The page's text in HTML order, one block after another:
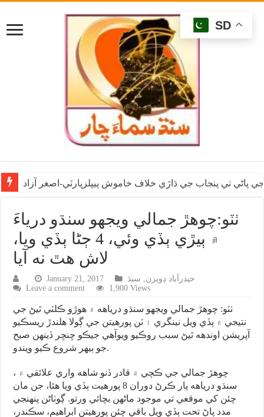
پاڻي تي پنجاب جي ڌاڙي خلاف خاموش پيپلزپارٽي-اصغر آزاد
ٺٽو:چوهڙ جمالي ويجهو سنڌو درياءَ
۾ ٻيڙي ٻڏي وئي، 4 ڄڻا ٻڏي ويا،
لاش هٿ نه آيا
January 21, 2017 حيدرآباد ڊويزن, سنڌ
Leave a comment
1,900 Views
ٺٽو: چوهڙ جمالي ويجهو سنڌو درياهه ۾ هوڙو ڪلٽي ٿيڻ جي
نتيجي ۾ ٻڏي ويل نينگري ۽ ٽن پورهيتن جي ڳولا هلندڙ ريسڪيو
آپريشن اوندهه ٿيڻ سبب روڪيو ويوآهي جيڪو ڇنڇر ڏينهن صبح
جو ٻيهر شروع ڪيو ويندو.
، چوهڙ جمالي جي ڪچي ۾ قادر ڏنو شاهه واري علائقي ۾
سنڌو درياهه پار ڪرڻ دوران 8 پورهيت ٻڏي ويا هئا، جن مان
چئن کي موقعي تي موجود ماڻهن بچائي ورتو. ڳوٺاڻن پنهنجي
مدد پاڻ تحت ٻڏي ويل باقي چئن پورهيتن ابراهيم، سڪندر،
SD